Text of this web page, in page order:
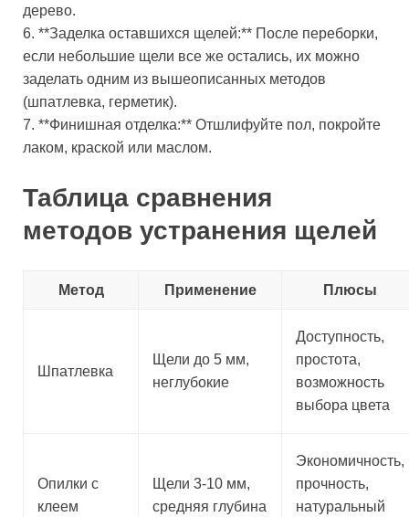
дерево.
6. **Заделка оставшихся щелей:** После переборки,
если небольшие щели все же остались, их можно
заделать одним из вышеописанных методов
(шпатлевка, герметик).
7. **Финишная отделка:** Отшлифуйте пол, покройте
лаком, краской или маслом.
Таблица сравнения
методов устранения щелей
Метод Применение Плюсы
Шпатлевка
Щели до 5 мм,
неглубокие
Доступность,
простота,
возможность
выбора цвета
Опилки с
клеем
Щели 3-10 мм,
средняя глубина
Экономичность,
прочность,
натуральный